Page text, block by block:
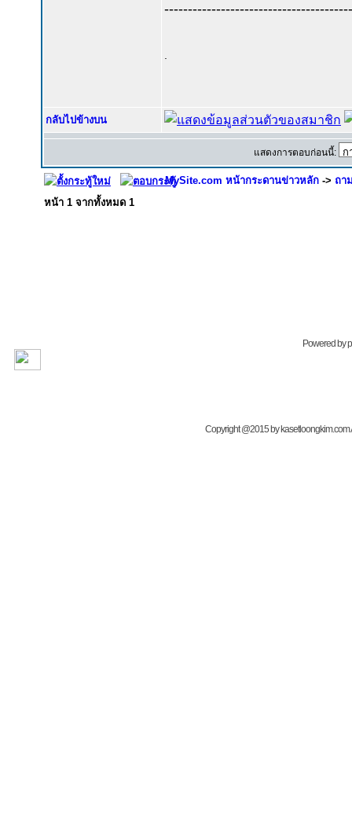
กลับไปข้างบน
แสดงการตอบก่อนนี้:
MySite.com หน้ากระดานข่าวหลัก -> ถา
หน้า 1 จากทั้งหมด 1
Powered by
Copyright @2015 by kasetloongkim.com